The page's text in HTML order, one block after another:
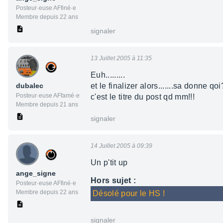
Posteur·euse AFfiné·e
Membre depuis 22 ans
signaler
dubalec
Posteur·euse AFfamé·e
Membre depuis 21 ans
13 Juillet 2005 à 11:35
Euh.........
et le finalizer alors.......sa donne
c'est le titre du post qd mm!!!
signaler
ange_signe
Posteur·euse AFfiné·e
Membre depuis 22 ans
14 Juillet 2005 à 09:39
Un p'tit up
Hors sujet :
Désolé pour le HS !
signaler